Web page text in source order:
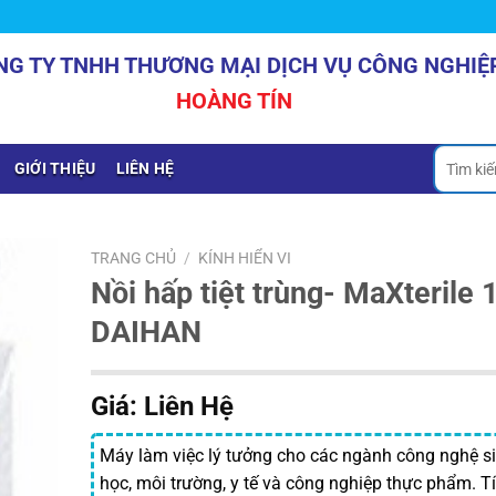
TY TNHH THƯƠNG MẠI DỊCH VỤ CÔNG
HOÀNG TÍN
GIỚI THIỆU LIÊN HỆ
Tìm
kiếm:
TRANG CHỦ / KÍNH HIỂN VI
Nồi hấp tiệt trùng- MaXterile
DAIHAN
Giá: Liên Hệ
Máy làm việc lý tưởng cho các ngành công nghệ
học, môi trường, y tế và công nghiệp thực phẩm.